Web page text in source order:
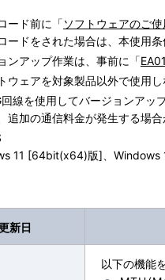
ード前に「ソフトウェアのご
ードをされた場合は、本使用
ンアップ作業は、事前に「
ウェアを対象製品以外で使用し
線を使用してバージョンアッ
追加の通信料金が発生する場合
11 [64bit(x64)版]、
新日
以下の機能